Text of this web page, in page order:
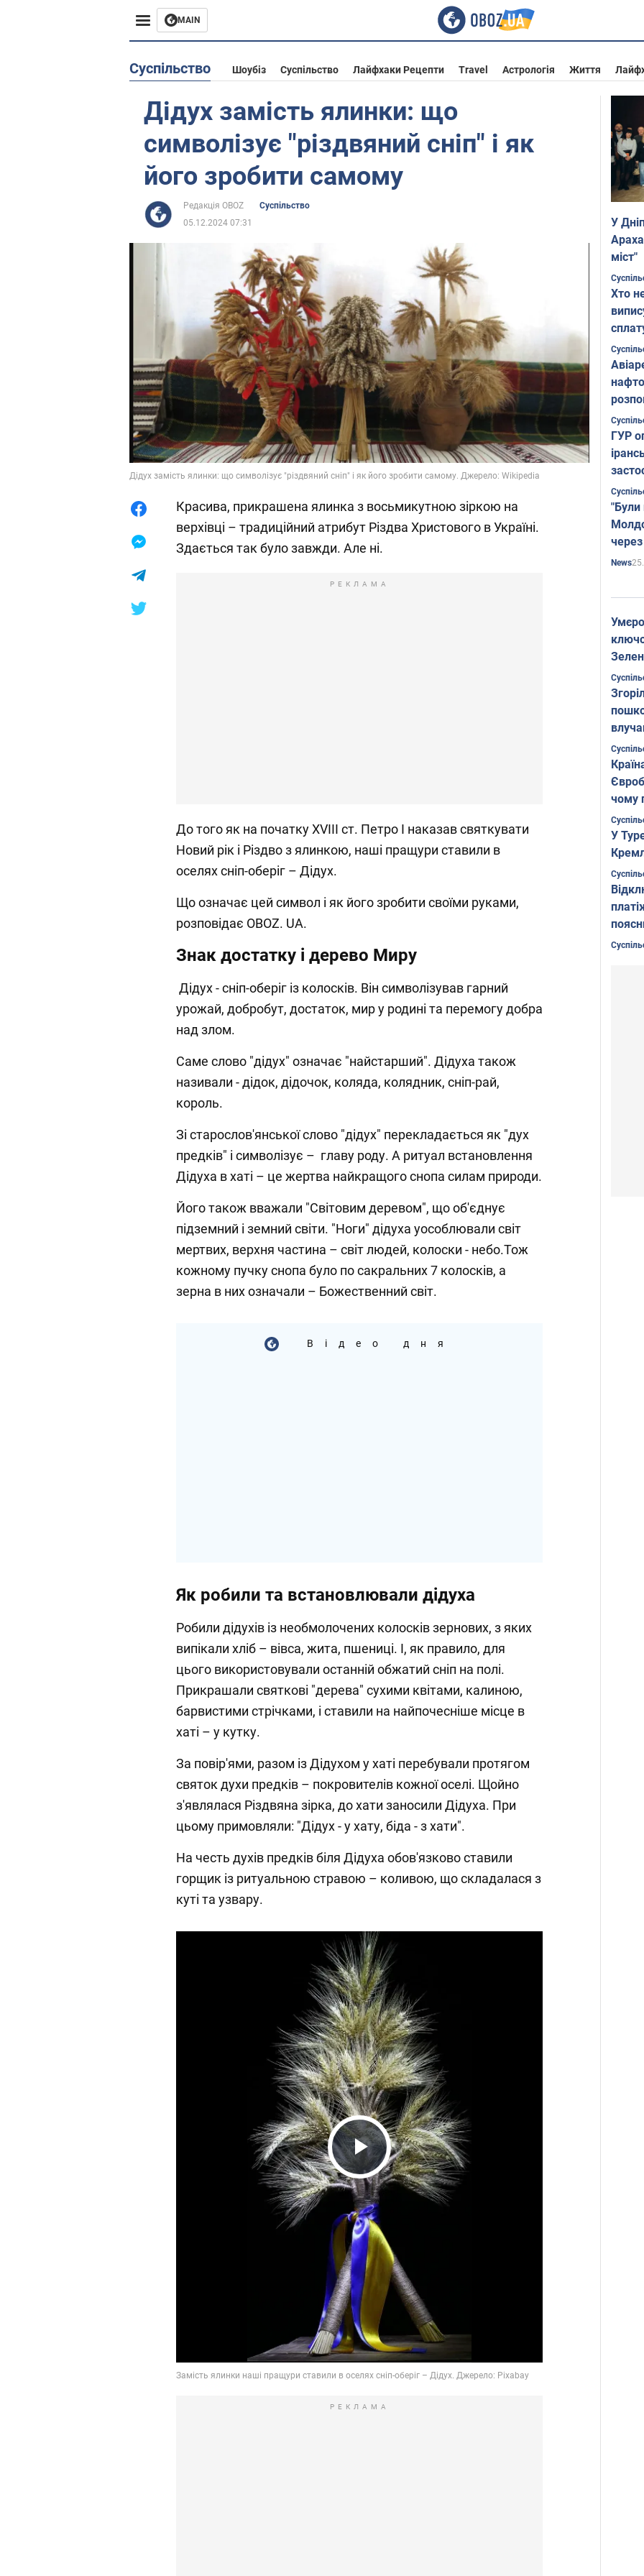
MAIN
Європа
Африка
Життя
Суспільство Шоубіз Суспільство Лайфхаки Рецепти Travel Астрологія Життя
Дідух замість ялинки: що
символізує "різдвяний сніп" і як
його зробити самому
Редакція OBOZ
Суспільство
05.12.2024 07:31
Дідух замість ялинки: що символізує "різдвяний сніп" і як його зробити самому. Джерело: Wikipedia
Красива, прикрашена ялинка з восьмикутною зіркою на
верхівці – традиційний атрибут Різдва Христового в Україні.
Здається так було завжди. Але ні.
РЕКЛАМА
До того як на початку XVIII ст. Петро I наказав святкувати
Новий рік і Різдво з ялинкою, наші пращури ставили в
оселях сніп-оберіг – Дідух.
Що означає цей символ і як його зробити своїми руками,
розповідає OBOZ. UA.
Знак достатку і дерево Миру
Дідух - сніп-оберіг із колосків. Він символізував гарний
урожай, добробут, достаток, мир у родині та перемогу добра
над злом.
Саме слово "дідух" означає "найстарший". Дідуха також
називали - дідок, дідочок, коляда, колядник, сніп-рай,
король.
Зі старослов'янської слово "дідух" перекладається як "дух
предків" і символізує – главу роду. А ритуал встановлення
Дідуха в хаті – це жертва найкращого снопа силам природи.
Його також вважали "Світовим деревом", що об'єднує
підземний і земний світи. "Ноги" дідуха уособлювали світ
мертвих, верхня частина – світ людей, колоски - небо.Тож
кожному пучку снопа було по сакральних 7 колосків, а
зерна в них означали – Божественний світ.
Відео дня
Як робили та встановлювали дідуха
Робили дідухів із необмолочених колосків зернових, з яких
випікали хліб – вівса, жита, пшениці. І, як правило, для
цього використовували останній обжатий сніп на полі.
Прикрашали святкові "дерева" сухими квітами, калиною,
барвистими стрічками, і ставили на найпочесніше місце в
хаті – у кутку.
За повір'ями, разом із Дідухом у хаті перебували протягом
святок духи предків – покровителів кожної оселі. Щойно
з'являлася Різдвяна зірка, до хати заносили Дідуха. При
цьому примовляли: "Дідух - у хату, біда - з хати".
На честь духів предків біля Дідуха обов'язково ставили
горщик із ритуальною стравою – коливою, що складалася з
куті та узвару.
Play
Video
РЕКЛАМА
У
міст"
Хто
ГУР
"Були
News
Фото
чому
У